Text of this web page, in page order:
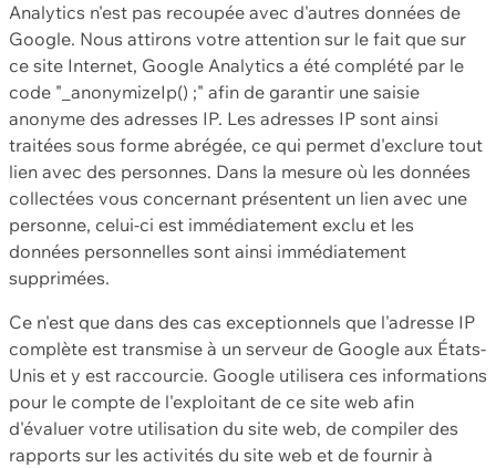
Analytics n'est pas recoupée avec d'autres données de
Google. Nous attirons votre attention sur le fait que sur
ce site Internet, Google Analytics a été complété par le
code "_anonymizeIp() ;" afin de garantir une saisie
anonyme des adresses IP. Les adresses IP sont ainsi
traitées sous forme abrégée, ce qui permet d'exclure tout
lien avec des personnes. Dans la mesure où les données
collectées vous concernant présentent un lien avec une
personne, celui-ci est immédiatement exclu et les
données personnelles sont ainsi immédiatement
supprimées.
Ce n'est que dans des cas exceptionnels que l'adresse IP
complète est transmise à un serveur de Google aux États-
Unis et y est raccourcie. Google utilisera ces informations
pour le compte de l'exploitant de ce site web afin
d'évaluer votre utilisation du site web, de compiler des
rapports sur les activités du site web et de fournir à